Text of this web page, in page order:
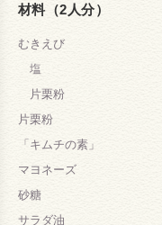
材料（2人分）
むきえび
塩
片栗粉
片栗粉
「キムチの素」
マヨネーズ
砂糖
サラダ油